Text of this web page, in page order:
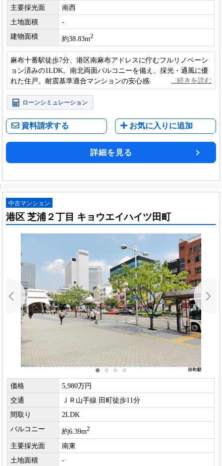
主要採光面
南西
土地面積
-
建物面積
約38.83m2
麻布十番駅徒歩7分、港区南麻布アドレスに佇むフルリノベーシ
ョン済みの1LDK。南北両面バルコニーを備え、採光・通風に優
れた住戸。耐震基準適合マンションの安心感に加え、家具・エ
アコン付きですぐに新生活を始められる一室です。
ローンシミュレーション
資料請求する お気に入りに追加
詳細を見る
中古マンション
港区 芝浦２丁目 キョウエイハイツ田町
価格
5,980万円
交通
ＪＲ山手線 田町徒歩11分
間取り
2LDK
バルコニー
約6.39m2
主要採光面
南東
土地面積
-